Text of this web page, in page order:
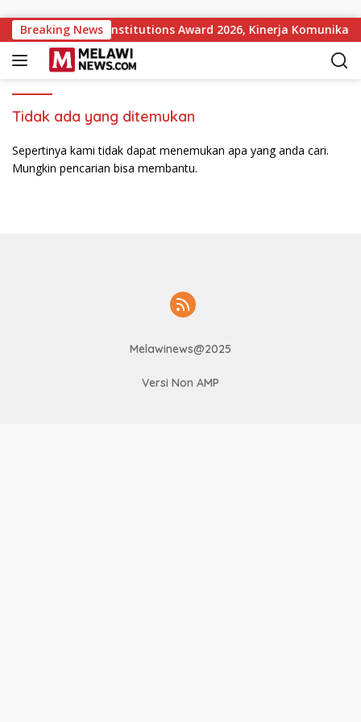
Breaking News
Government Institutions Award 2026, Kinerja Komunikasi
Tidak ada yang ditemukan
Sepertinya kami tidak dapat menemukan apa yang anda cari.
Mungkin pencarian bisa membantu.
Melawinews@2025
Versi Non AMP